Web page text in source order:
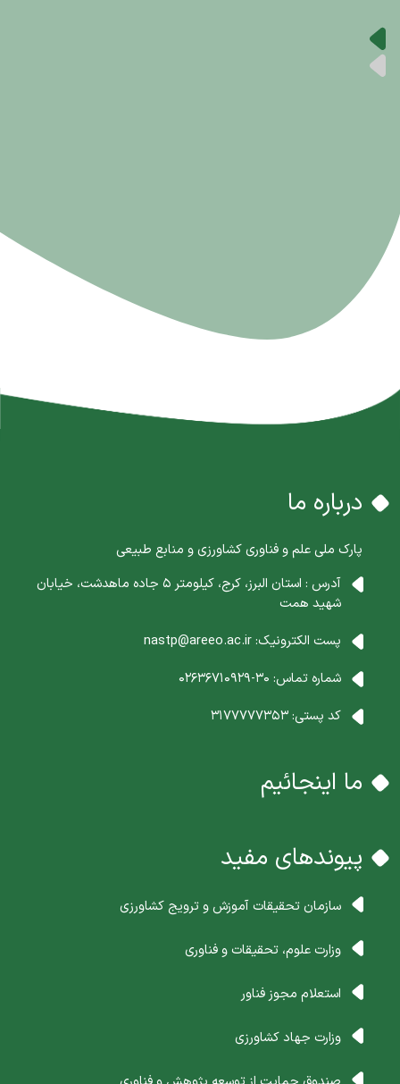
درباره ما
پارک ملی علم و فناوری کشاورزی و منابع طبیعی
آدرس : استان البرز، کرج، کیلومتر 5 جاده ماهدشت، خیابان
شهید همت
پست الکترونیک:nastp@areeo.ac.ir
شماره تماس: 30-02636710929
کد پستی:3177777353
ما اینجائیم
پیوندهای مفید
سازمان تحقیقات آموزش و ترویج کشاورزی
وزارت علوم، تحقیقات و فناوری
استعلام مجوز فناور
وزارت جهاد کشاورزی